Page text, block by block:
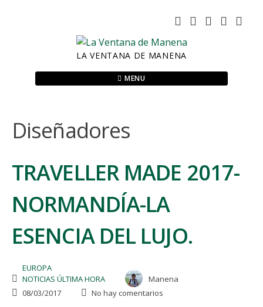
LA VENTANA DE MANENA
MENU
Diseñadores
TRAVELLER MADE 2017-
NORMANDÍA-LA
ESENCIA DEL LUJO.
EUROPA
NOTICIAS ÚLTIMA HORA
Manena
08/03/2017
No hay comentarios